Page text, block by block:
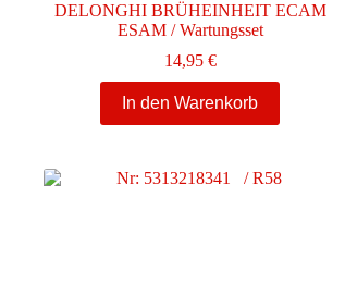
DELONGHI BRÜHEINHEIT ECAM
ESAM / Wartungsset
14,95 €
In den Warenkorb